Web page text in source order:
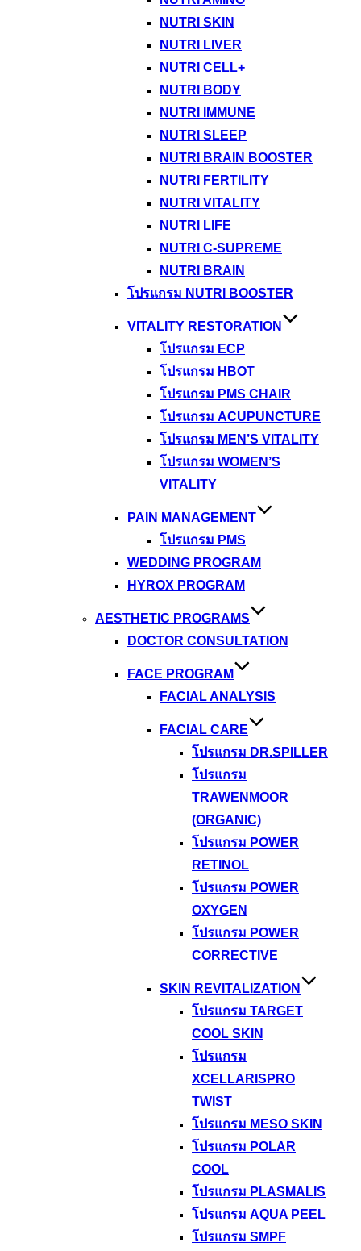
NUTRI SKIN
NUTRI LIVER
NUTRI CELL+
NUTRI BODY
NUTRI IMMUNE
NUTRI SLEEP
NUTRI BRAIN BOOSTER
NUTRI FERTILITY
NUTRI VITALITY
NUTRI LIFE
NUTRI C-SUPREME
NUTRI BRAIN
โปรแกรม NUTRI BOOSTER
VITALITY RESTORATION
โปรแกรม ECP
โปรแกรม HBOT
โปรแกรม PMS CHAIR
โปรแกรม ACUPUNCTURE
โปรแกรม MEN’S VITALITY
โปรแกรม WOMEN’S
VITALITY
PAIN MANAGEMENT
โปรแกรม PMS
WEDDING PROGRAM
HYROX PROGRAM
AESTHETIC PROGRAMS
DOCTOR CONSULTATION
FACE PROGRAM
FACIAL ANALYSIS
FACIAL CARE
โปรแกรม DR.SPILLER
โปรแกรม
TRAWENMOOR
(ORGANIC)
โปรแกรม POWER
RETINOL
โปรแกรม POWER
OXYGEN
โปรแกรม POWER
CORRECTIVE
SKIN REVITALIZATION
โปรแกรม TARGET
COOL SKIN
โปรแกรม
XCELLARISPRO
TWIST
โปรแกรม MESO SKIN
โปรแกรม POLAR
COOL
โปรแกรม PLASMALIS
โปรแกรม AQUA PEEL
โปรแกรม SMPF